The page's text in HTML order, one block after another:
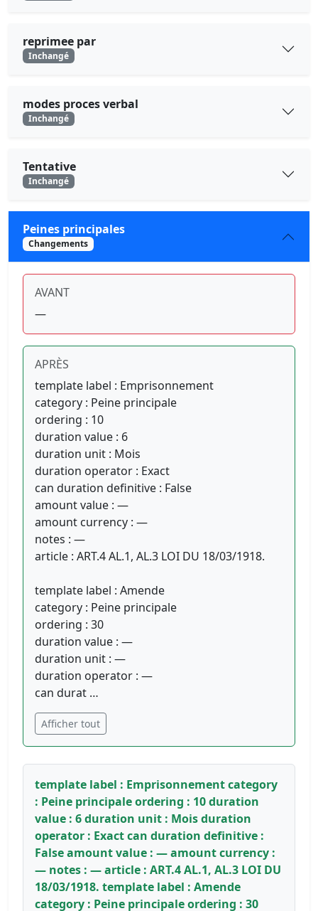
reprimee par
Inchangé
modes proces verbal
Inchangé
Tentative
Inchangé
Peines principales
Changements
AVANT
—
APRÈS
template label : Emprisonnement
category : Peine principale
ordering : 10
duration value : 6
duration unit : Mois
duration operator : Exact
can duration definitive : False
amount value : —
amount currency : —
notes : —
article : ART.4 AL.1, AL.3 LOI DU 18/03/1918.
template label : Amende
category : Peine principale
ordering : 30
duration value : —
duration unit : —
duration operator : —
can durat …
Afficher tout
template label : Emprisonnement category
: Peine principale ordering : 10 duration
value : 6 duration unit : Mois duration
operator : Exact can duration definitive :
False amount value : — amount currency :
— notes : — article : ART.4 AL.1, AL.3 LOI DU
18/03/1918. template label : Amende
category : Peine principale ordering : 30